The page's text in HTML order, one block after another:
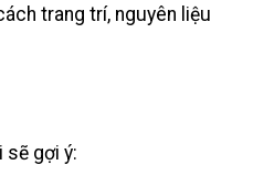
trang trí, nguyên liệu
sẽ gợi ý: